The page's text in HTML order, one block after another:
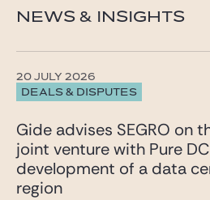
NEWS & INSIGHTS
DEALS & DISPUTES
20 JULY 2026
Gide advises SEGRO on
joint venture with Pure
development of a data
region